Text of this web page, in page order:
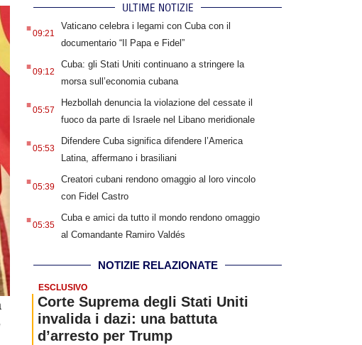
ULTIME NOTIZIE
.09:21
Vaticano celebra i legami con Cuba con il
documentario “Il Papa e Fidel”
.09:12
Cuba: gli Stati Uniti continuano a stringere la
morsa sull’economia cubana
.05:57
Hezbollah denuncia la violazione del cessate il
fuoco da parte di Israele nel Libano meridionale
.05:53
Difendere Cuba significa difendere l’America
Latina, affermano i brasiliani
.05:39
Creatori cubani rendono omaggio al loro vincolo
con Fidel Castro
.05:35
Cuba e amici da tutto il mondo rendono omaggio
al Comandante Ramiro Valdés
NOTIZIE RELAZIONATE
ESCLUSIVO
Corte Suprema degli Stati Uniti
invalida i dazi: una battuta
d’arresto per Trump